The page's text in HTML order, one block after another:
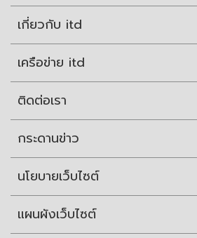
เกี่ยวกับ itd
เครือข่าย itd
ติดต่อเรา
กระดานข่าว
นโยบายเว็บไซต์
แผนผังเว็บไซต์